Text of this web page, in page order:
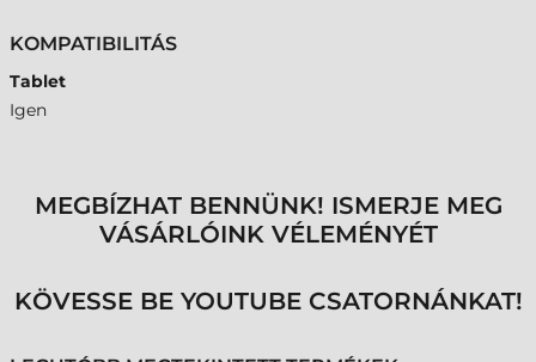
KOMPATIBILITÁS
Tablet
Igen
MEGBÍZHAT BENNÜNK! ISMERJE MEG
VÁSÁRLÓINK VÉLEMÉNYÉT
KÖVESSE BE YOUTUBE CSATORNÁNKAT!